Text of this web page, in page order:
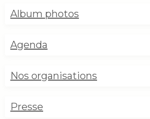
Album photos
Agenda
Nos organisations
Presse